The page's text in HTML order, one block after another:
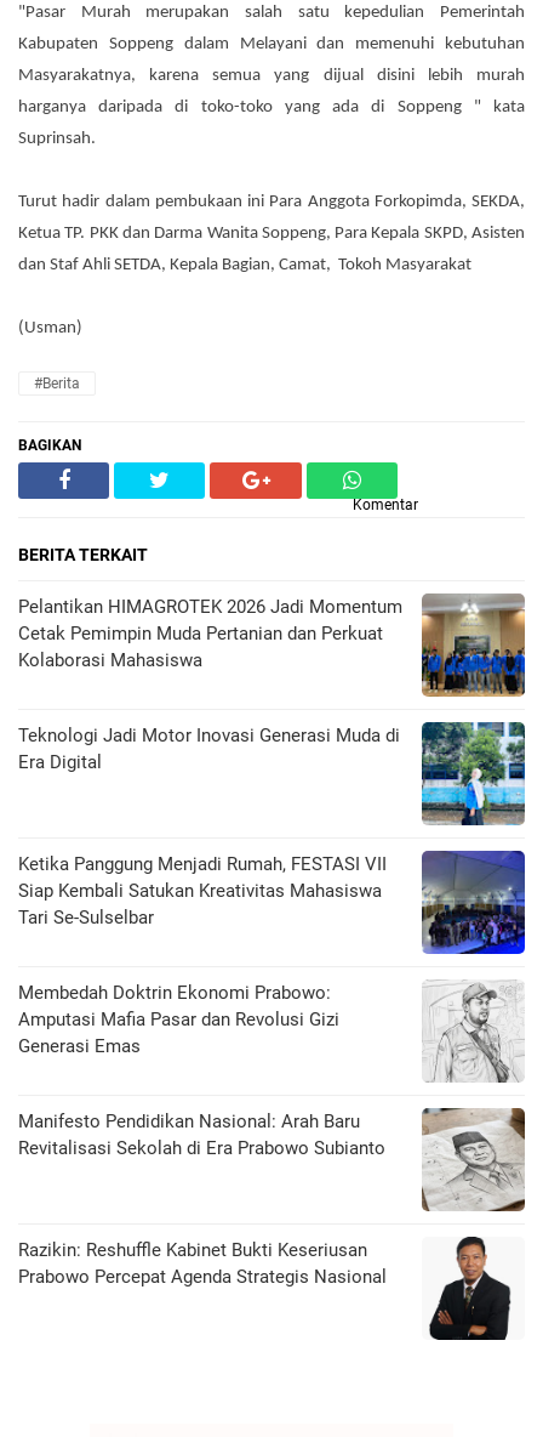
"Pasar Murah merupakan salah satu kepedulian Pemerintah
Kabupaten Soppeng dalam Melayani dan memenuhi kebutuhan
Masyarakatnya, karena semua yang dijual disini lebih murah
harganya daripada di toko-toko yang ada di Soppeng " kata
Suprinsah.
Turut hadir dalam pembukaan ini Para Anggota Forkopimda, SEKDA,
Ketua TP. PKK dan Darma Wanita Soppeng, Para Kepala SKPD, Asisten
dan Staf Ahli SETDA, Kepala Bagian, Camat, Tokoh Masyarakat
(Usman)
#Berita
BAGIKAN
Komentar
BERITA TERKAIT
Pelantikan HIMAGROTEK 2026 Jadi Momentum
Cetak Pemimpin Muda Pertanian dan Perkuat
Kolaborasi Mahasiswa
Teknologi Jadi Motor Inovasi Generasi Muda di
Era Digital
Ketika Panggung Menjadi Rumah, FESTASI VII
Siap Kembali Satukan Kreativitas Mahasiswa
Tari Se-Sulselbar
Membedah Doktrin Ekonomi Prabowo:
Amputasi Mafia Pasar dan Revolusi Gizi
Generasi Emas
Manifesto Pendidikan Nasional: Arah Baru
Revitalisasi Sekolah di Era Prabowo Subianto
Razikin: Reshuffle Kabinet Bukti Keseriusan
Prabowo Percepat Agenda Strategis Nasional